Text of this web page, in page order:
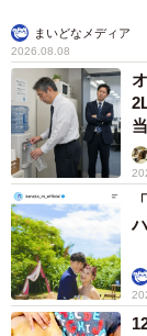
まいどなメディア
2026.08.08